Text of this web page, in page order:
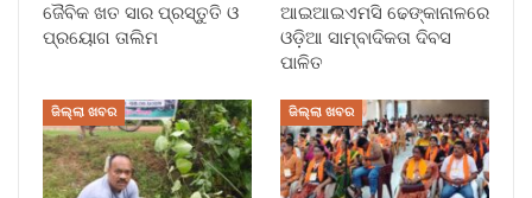
ଜୈବିକ ଖତ ସାର ପ୍ରସ୍ତୁତି ଓ
ପ୍ରୟୋଗ ତାଲିମ
ଆଇଆଇଏମସି ଢେଙ୍କାନାଳରେ
ଓଡ଼ିଆ ସାମ୍ବାଦିକତା ଦିବସ
ପାଳିତ
ଜିଲ୍ଲା ଖବର ଜିଲ୍ଲା ଖବର